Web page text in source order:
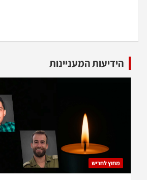
הידיעות המעניינות
מחוץ לחריש